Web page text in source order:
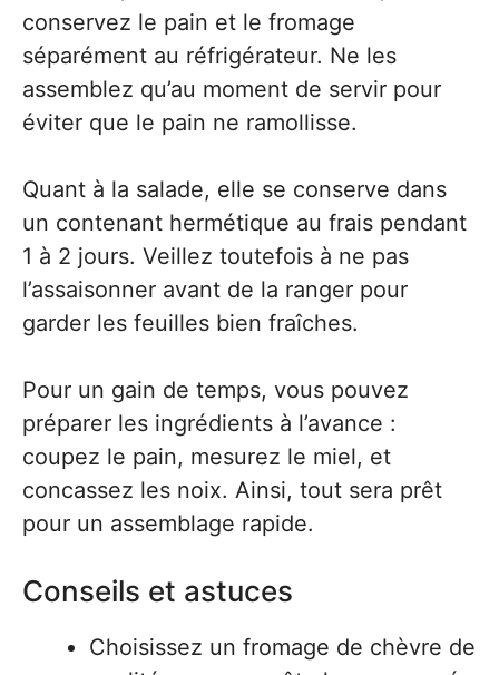
conservez le pain et le fromage
séparément au réfrigérateur. Ne les
assemblez qu’au moment de servir pour
éviter que le pain ne ramollisse.
Quant à la salade, elle se conserve dans
un contenant hermétique au frais pendant
1 à 2 jours. Veillez toutefois à ne pas
l’assaisonner avant de la ranger pour
garder les feuilles bien fraîches.
Pour un gain de temps, vous pouvez
préparer les ingrédients à l’avance :
coupez le pain, mesurez le miel, et
concassez les noix. Ainsi, tout sera prêt
pour un assemblage rapide.
Conseils et astuces
Choisissez un fromage de chèvre de